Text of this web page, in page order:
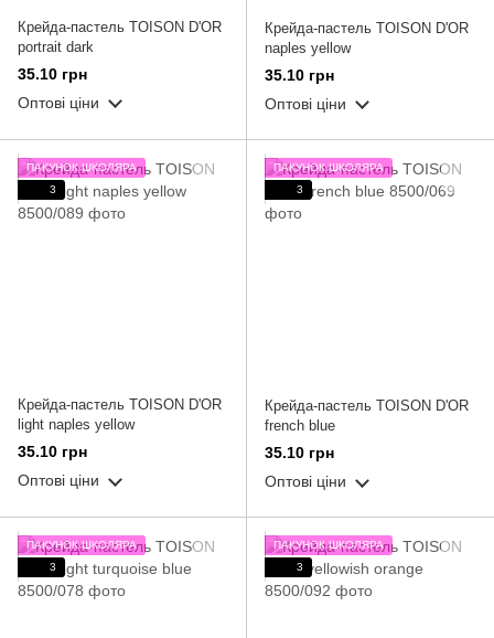
Крейда-пастель TOISON D'OR
portrait dark
35.10 грн
Оптові ціни
Крейда-пастель TOISON D'OR
naples yellow
35.10 грн
Оптові ціни
ПАКУНОК ШКОЛЯРА
3
Крейда-пастель TOISON D'OR
light naples yellow
35.10 грн
Оптові ціни
ПАКУНОК ШКОЛЯРА
3
Крейда-пастель TOISON D'OR
french blue
35.10 грн
Оптові ціни
ПАКУНОК ШКОЛЯРА
3
ПАКУНОК ШКОЛЯРА
3